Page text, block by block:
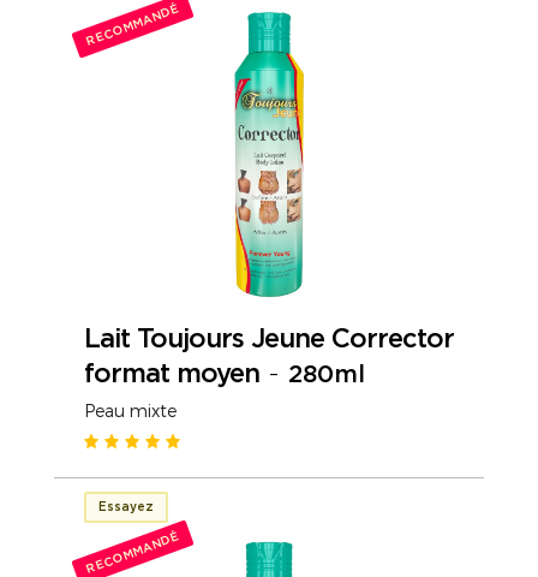
RECOMMANDÉ
Lait Toujours Jeune Corrector
format moyen- 280ml
Peau mixte
Essayez
RECOMMANDÉ